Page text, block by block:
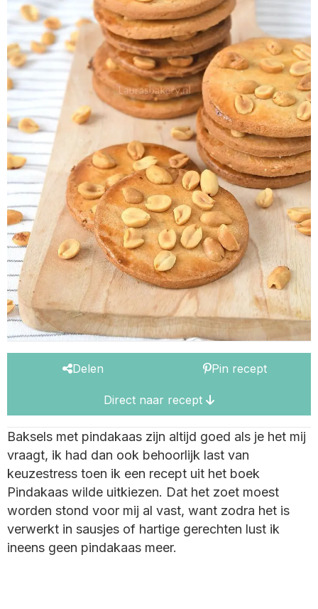
Delen Pin recept
Direct naar recept
Baksels met pindakaas zijn altijd goed als je het mij
vraagt, ik had dan ook behoorlijk last van
keuzestress toen ik een recept uit het boek
Pindakaas wilde uitkiezen. Dat het zoet moest
worden stond voor mij al vast, want zodra het is
verwerkt in sausjes of hartige gerechten lust ik
ineens geen pindakaas meer.